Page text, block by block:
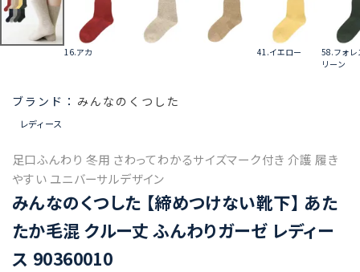
16.アカ 41.イエロー
58.フォレ
リーン
みんなのくつした
レディース
足口ふんわり 冬用 さわってわかるサイズマーク付き 介護 履き
やすい ユニバーサルデザイン
みんなのくつした 【締めつけない靴下】 あた
たか毛混 クルー丈 ふんわりガーゼ レディー
ス 90360010